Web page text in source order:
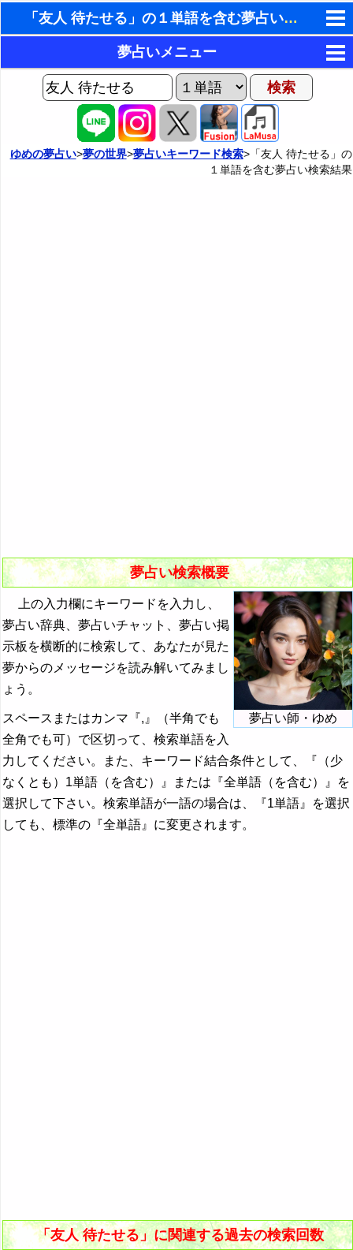
「友人 待たせる」の１単語を含む夢占い検索結果
東洋・西洋占星術
ホラリー占星術
手相占いで未来診断
タロットカードで無料占い
命名の姓名判断
夢占いメニュー
AIゆめの夢占いチャット
ヨセフの夢占い
夢占い掲示板
ゆめの夢占い>夢の世界>夢占いキーワード検索>「友人 待たせる」の
１単語を含む夢占い検索結果
夢占い検索概要
夢占い師・ゆめ
上の入力欄にキーワードを入力し、
夢占い辞典、夢占いチャット、夢占い掲
示板を横断的に検索して、あなたが見た
夢からのメッセージを読み解いてみまし
ょう。
スペースまたはカンマ『,』（半角でも
全角でも可）で区切って、検索単語を入
力してください。また、キーワード結合条件として、『（少
なくとも）1単語（を含む）』または『全単語（を含む）』を
選択して下さい。検索単語が一語の場合は、『1単語』を選択
しても、標準の『全単語』に変更されます。
「友人 待たせる」に関連する過去の検索回数